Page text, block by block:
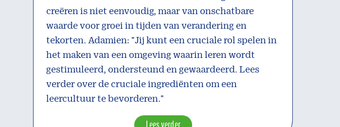
creëren is niet eenvoudig, maar van onschatbare
waarde voor groei in tijden van verandering en
tekorten. Adamien: "Jij kunt een cruciale rol spelen in
het maken van een omgeving waarin leren wordt
gestimuleerd, ondersteund en gewaardeerd. Lees
verder over de cruciale ingrediënten om een
leercultuur te bevorderen."
Lees verder